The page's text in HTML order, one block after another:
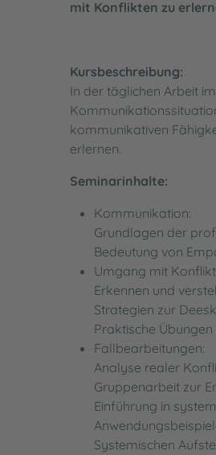
Ihre Meinung ist uns
Wartezeiten in der
Meldeplattform für
Impressum
mit Konflikten zu
Kursbeschreibung:
In der täglichen Arbeit
kommunikativen
erlernen.
Seminarinhalte:
Kommunikation:
Grundlagen der
Bedeutung von
Umgang mit
Erkennen und
Strategien zur
Praktische
Fallbearbeitungen:
Analyse realer
Gruppenarbeit zur
Einführung in
Systemischen